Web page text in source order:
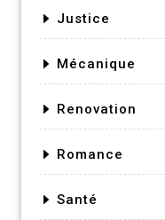
Justice
Mécanique
Renovation
Romance
Santé